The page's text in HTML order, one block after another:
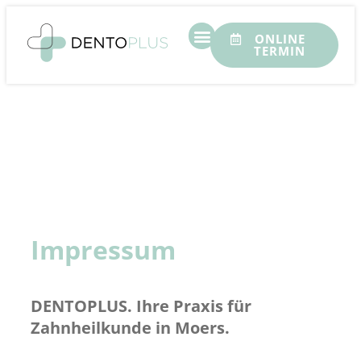
ONLINE
TERMIN
Impressum
DENTOPLUS. Ihre Praxis für
Zahnheilkunde in Moers.